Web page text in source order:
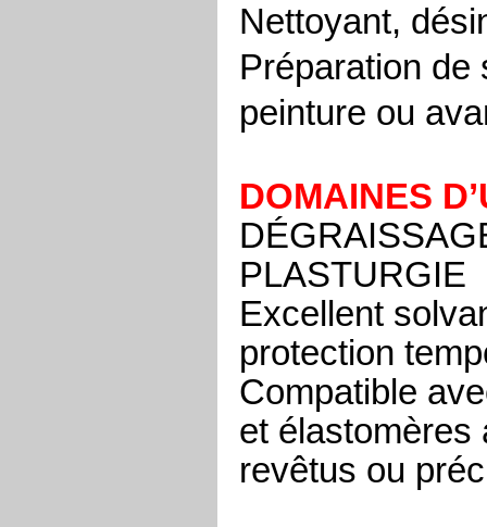
Nettoyant,
Préparation de
peinture ou
DOMAINES
PLASTURGIE
Excellent
protection
Compatible
et élastomères
revêtus ou